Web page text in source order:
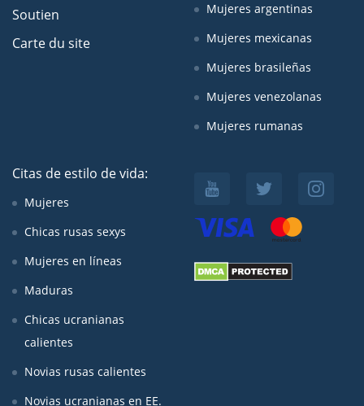
Soutien
Carte du site
Mujeres argentinas
Mujeres mexicanas
Mujeres brasileñas
Mujeres venezolanas
Mujeres rumanas
Citas de estilo de vida:
Mujeres
Chicas rusas sexys
Mujeres en líneas
Maduras
Chicas ucranianas
calientes
Novias rusas calientes
Novias ucranianas en EE.